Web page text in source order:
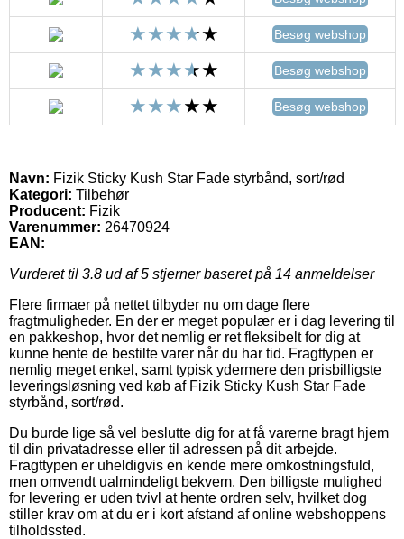
Besøg webshop
Besøg webshop
Besøg webshop
Navn: Fizik Sticky Kush Star Fade styrbånd, sort/rød
Kategori: Tilbehør
Producent: Fizik
Varenummer: 26470924
EAN:
Vurderet til 3.8 ud af 5 stjerner baseret på 14 anmeldelser
Flere firmaer på nettet tilbyder nu om dage flere
fragtmuligheder. En der er meget populær er i dag levering til
en pakkeshop, hvor det nemlig er ret fleksibelt for dig at
kunne hente de bestilte varer når du har tid. Fragttypen er
nemlig meget enkel, samt typisk ydermere den prisbilligste
leveringsløsning ved køb af Fizik Sticky Kush Star Fade
styrbånd, sort/rød.
Du burde lige så vel beslutte dig for at få varerne bragt hjem
til din privatadresse eller til adressen på dit arbejde.
Fragttypen er uheldigvis en kende mere omkostningsfuld,
men omvendt ualmindeligt bekvem. Den billigste mulighed
for levering er uden tvivl at hente ordren selv, hvilket dog
stiller krav om at du er i kort afstand af online webshoppens
tilholdssted.